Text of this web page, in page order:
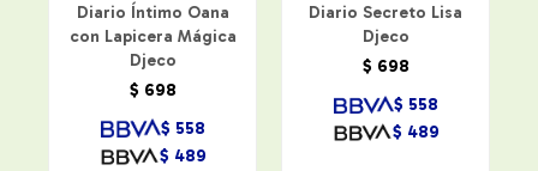
Diario Íntimo Oana
con Lapicera Mágica
Djeco
$ 698
$ 489
$ 558
Diario Secreto Lisa
Djeco
$ 698
$ 489
$ 558